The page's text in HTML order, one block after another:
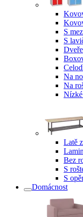
S
S
Na
Na
Latě
Bez
S
S
Domácnost